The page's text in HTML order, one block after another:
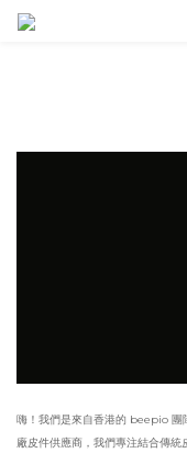
嗨！我們是來自香港的 beepio
廠皮件供應商，我們專注結合傳統